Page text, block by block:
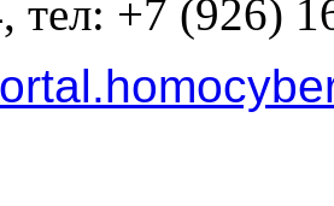
тел: +7 (926)